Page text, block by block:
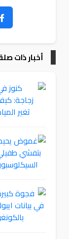
أخبار ذات